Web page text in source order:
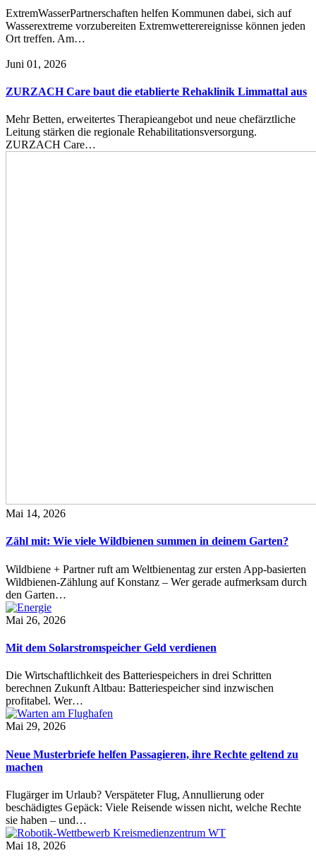
ExtremWasserPartnerschaften helfen Kommunen dabei, sich auf
Wasserextreme vorzubereiten Extremwetterereignisse können jeden
Ort treffen. Am…
Juni 01, 2026
ZURZACH Care baut die etablierte Rehaklinik Limmattal aus
Mehr Betten, erweitertes Therapieangebot und neue chefärztliche
Leitung stärken die regionale Rehabilitationsversorgung.
ZURZACH Care…
Mai 14, 2026
Zähl mit: Wie viele Wildbienen summen in deinem Garten?
Wildbiene + Partner ruft am Weltbienentag zur ersten App-basierten
Wildbienen-Zählung auf Konstanz – Wer gerade aufmerksam durch
den Garten…
Mai 26, 2026
Mit dem Solarstromspeicher Geld verdienen
Die Wirtschaftlichkeit des Batteriespeichers in drei Schritten
berechnen Zukunft Altbau: Batteriespeicher sind inzwischen
profitabel. Wer…
Mai 29, 2026
Neue Musterbriefe helfen Passagieren, ihre Rechte geltend zu
machen
Flugärger im Urlaub? Verspäteter Flug, Annullierung oder
beschädigtes Gepäck: Viele Reisende wissen nicht, welche Rechte
sie haben – und…
Mai 18, 2026